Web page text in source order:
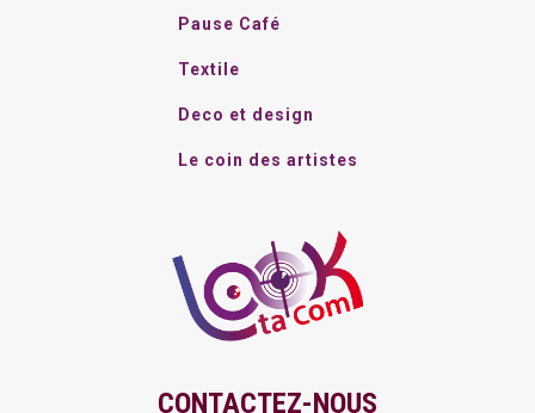
Pause Café
Textile
Deco et design
Le coin des artistes
CONTACTEZ-NOUS